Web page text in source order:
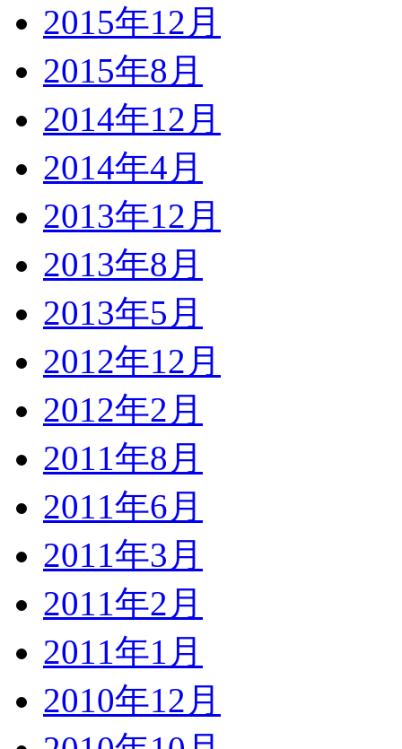
2015年12月
2015年8月
2014年12月
2014年4月
2013年12月
2013年8月
2013年5月
2012年12月
2012年2月
2011年8月
2011年6月
2011年3月
2011年2月
2011年1月
2010年12月